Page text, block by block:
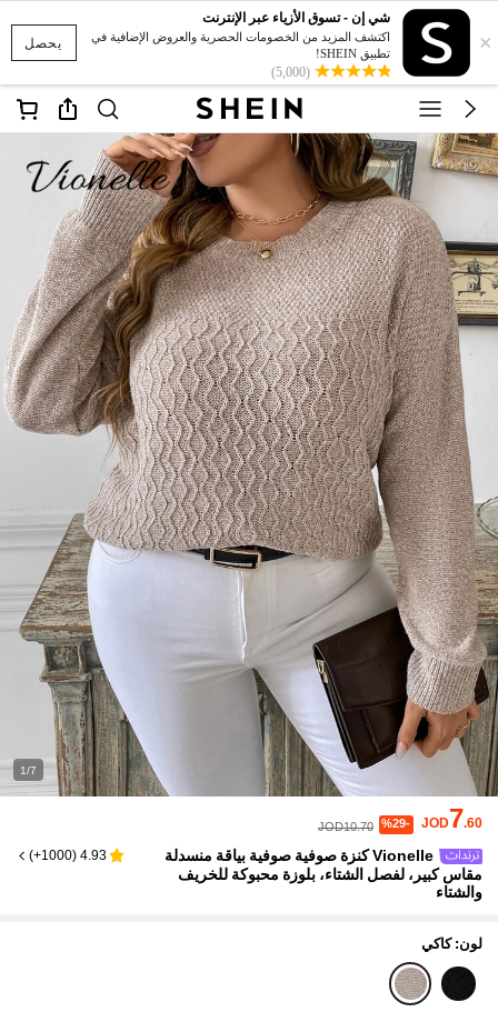
يحصل ×
شي إن - تسوق الأزياء عبر الإنترنت
اكتشف المزيد من الخصومات الحصرية والعروض الإضافية في
تطبيق SHEIN!
(5,000)
1/7
JOD7.60
%29-
JOD10.70
Vionelle كنزة صوفية صوفية بياقة منسدلة
مقاس كبير، لفصل الشتاء، بلوزة محبوكة للخريف
والشتاء
4.93
(
1000+
)
لون: كاكي